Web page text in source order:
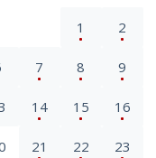
1 2
7 8 9
14 15 16
21 22 23